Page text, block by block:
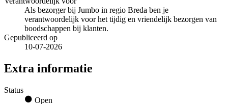
Als bezorger bij Jumbo in regio Breda ben je
verantwoordelijk voor het tijdig en vriendelijk bezorgen van
boodschappen bij klanten.
Gepubliceerd op
10-07-2026
Extra informatie
Status
Open